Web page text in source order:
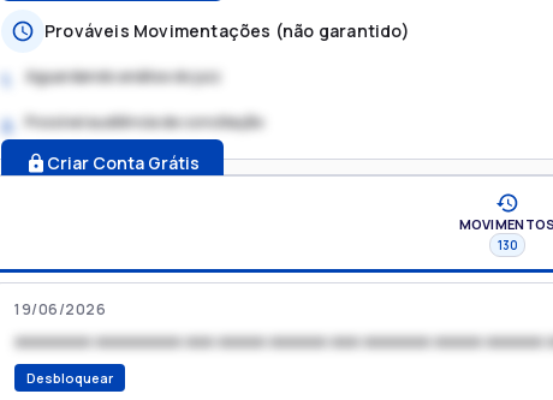
Prováveis Movimentações (não garantido)
1. Aguardando análise do juiz
2. Possível audiência de conciliação
Criar Conta Grátis
MOVIMENTOS
130
19/06/2026
xxxxxxxx xxxxxxxxx xxx xxxxx xxxxxx xxx xxxxxxx xxxxx xxxxxx
Desbloquear